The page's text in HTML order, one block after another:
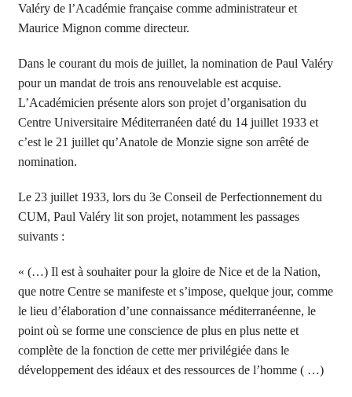
Valéry de l’Académie française comme administrateur et
Maurice Mignon comme directeur.
Dans le courant du mois de juillet, la nomination de Paul Valéry
pour un mandat de trois ans renouvelable est acquise.
L’Académicien présente alors son projet d’organisation du
Centre Universitaire Méditerranéen daté du 14 juillet 1933 et
c’est le 21 juillet qu’Anatole de Monzie signe son arrêté de
nomination.
Le 23 juillet 1933, lors du 3e Conseil de Perfectionnement du
CUM, Paul Valéry lit son projet, notamment les passages
suivants :
« (…) Il est à souhaiter pour la gloire de Nice et de la Nation,
que notre Centre se manifeste et s’impose, quelque jour, comme
le lieu d’élaboration d’une connaissance méditerranéenne, le
point où se forme une conscience de plus en plus nette et
complète de la fonction de cette mer privilégiée dans le
développement des idéaux et des ressources de l’homme ( …)